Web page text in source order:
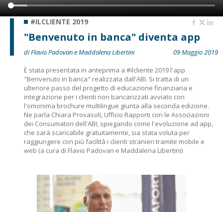
#ILCLIENTE 2019
"Benvenuto in banca" diventa app
di Flavio Padovan e Maddalena Libertini
09 Maggio 2019
È stata presentata in anteprima a #ilcliente 2019 l'app
"Benvenuto in banca" realizzata dall'ABI. Si tratta di un
ulteriore passo del progetto di educazione finanziaria e
integrazione per i clienti non bancarizzati avviato con
l'omonima brochure multilingue giunta alla seconda edizione.
Ne parla Chiara Provasoli, Ufficio Rapporti con le Associazioni
dei Consumatori dell'ABI, spiegando come l'evoluzione ad app,
che sarà scaricabile gratuitamente, sia stata voluta per
raggiungere con più facilità i clienti stranieri tramite mobile e
web (a cura di Flavio Padovan e Maddalena Libertini)